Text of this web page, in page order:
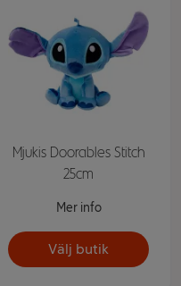
Mjukis Doorables Stitch
25cm
Mer info
Välj butik